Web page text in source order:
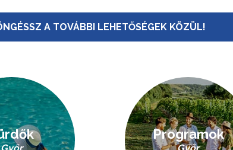
A TOVÁBBI LEHETŐSÉGEK KÖZÜL!
Programok